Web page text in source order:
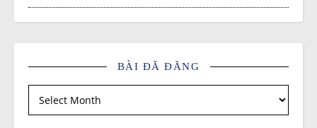
BÀI ĐÃ ĐĂNG
Bài đã đăng